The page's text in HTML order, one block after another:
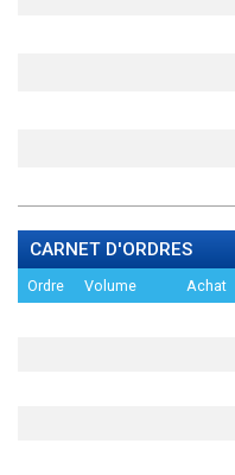
CARNET D'ORDRES
Ordre Volume Achat